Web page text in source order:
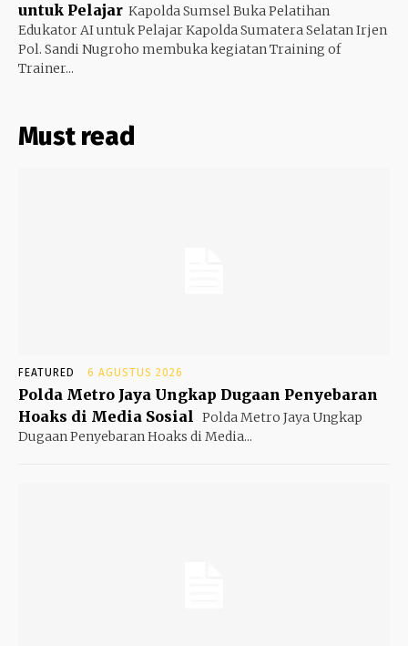
untuk Pelajar Kapolda Sumsel Buka Pelatihan
Edukator AI untuk Pelajar Kapolda Sumatera Selatan Irjen
Pol. Sandi Nugroho membuka kegiatan Training of
Trainer...
Must read
FEATURED 6 AGUSTUS 2026
Polda Metro Jaya Ungkap Dugaan Penyebaran
Hoaks di Media Sosial Polda Metro Jaya Ungkap
Dugaan Penyebaran Hoaks di Media...